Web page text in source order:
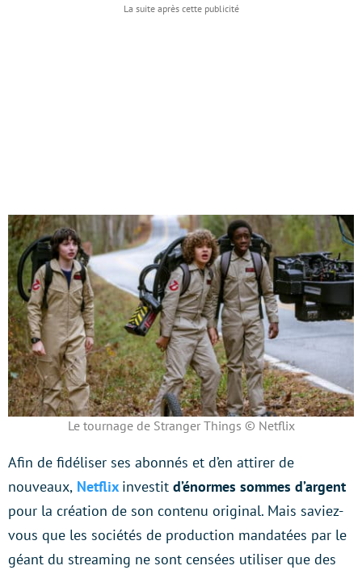
Le tournage de Stranger Things © Netflix
Afin de fidéliser ses abonnés et d’en attirer de
nouveaux, Netflix investit d’énormes sommes d’argent
pour la création de son contenu original. Mais saviez-
vous que les sociétés de production mandatées par le
géant du streaming ne sont censées utiliser que des